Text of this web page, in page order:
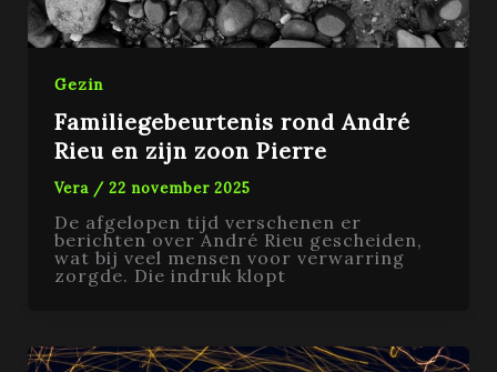
Gezin
Familiegebeurtenis rond André
Rieu en zijn zoon Pierre
Vera / 22 november 2025
De afgelopen tijd verschenen er
berichten over André Rieu gescheiden,
wat bij veel mensen voor verwarring
zorgde. Die indruk klopt